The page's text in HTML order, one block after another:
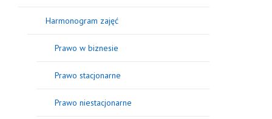
Harmonogram zajęć
Prawo w biznesie
Prawo stacjonarne
Prawo niestacjonarne